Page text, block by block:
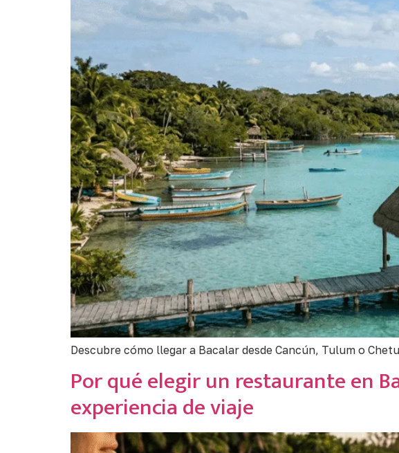
Descubre cómo llegar a Bacalar desde Cancún, Tulum o
Por qué elegir un restaurante en
experiencia de viaje